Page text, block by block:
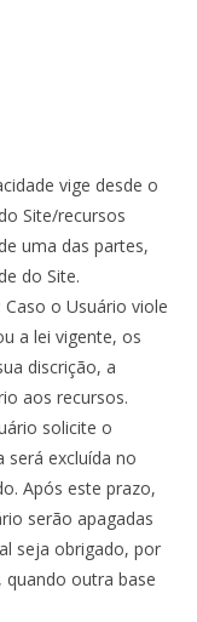
vige desde o
Site/recursos
uma das partes,
do Site.
o Usuário viole
a lei vigente, os
discrição, a
aos recursos.
solicite o
excluída no
Após este prazo,
serão apagadas
seja obrigado, por
outra base